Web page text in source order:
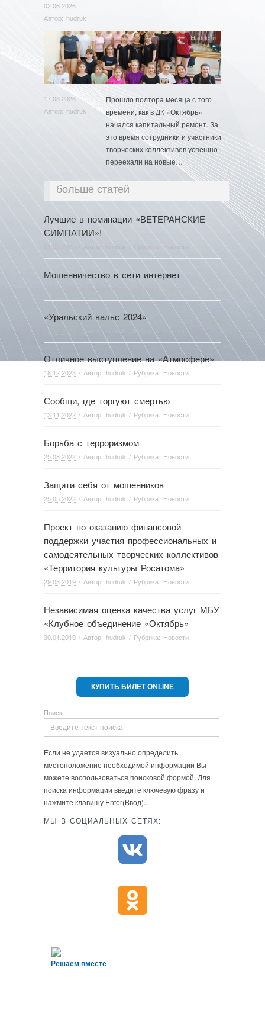
02.06.2026
Автор: hudruk
17.03.2026
Автор: hudruk
Новости
Прошло полтора месяца с того
времени, как в ДК «Октябрь»
начался капитальный ремонт. За
это время сотрудники и участники
творческих коллективов успешно
переехали на новые…
больше статей
Лучшие в номинации «ВЕТЕРАНСКИЕ
СИМПАТИИ»!
01.03.2025 / Автор: hudruk / Рубрика: Новости
Мошенничество в сети интернет
15.07.2024 / Автор: hudruk/ Рубрика: Новости
«Уральский вальс 2024»
12.02.2024 / Автор: hudruk / Рубрика: Новости
Отличное выступление на «Атмосфере»
18.12.2023 / Автор: hudruk / Рубрика: Новости
Сообщи, где торгуют смертью
13.11.2022 / Автор: hudruk / Рубрика: Новости
Борьба с терроризмом
25.08.2022 / Автор: hudruk / Рубрика: Новости
Защити себя от мошенников
25.05.2022 / Автор: hudruk / Рубрика: Новости
Проект по оказанию финансовой
поддержки участия профессиональных и
самодеятельных творческих коллективов
«Территория культуры Росатома»
29.03.2019 / Автор: hudruk / Рубрика: Новости
Независимая оценка качества услуг МБУ
«Клубное объединение «Октябрь»
30.01.2019 / Автор: hudruk / Рубрика: Новости
КУПИТЬ БИЛЕТ ONLINE
Поиск
Если не удается визуально определить
местоположение необходимой информации Вы
можете воспользоваться поисковой формой. Для
поиска информации введите ключевую фразу и
нажмите клавишу Enter(Ввод)...
МЫ В СОЦИАЛЬНЫХ СЕТЯХ:
Решаем вместе